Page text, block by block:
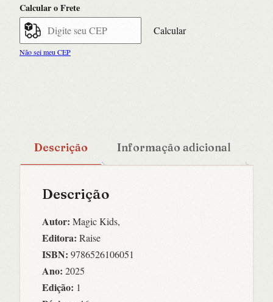
Calcular o Frete
Calcular
Não sei meu CEP
Descrição Informação adicional
Descrição
Autor: Magic Kids,
Editora: Raise
ISBN: 9786526106051
Ano: 2025
Edição: 1